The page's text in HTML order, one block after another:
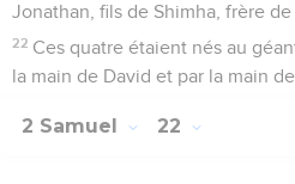
Jonathan, fils de Shimha, frère de
22 Ces quatre étaient nés au
la main de David et par la main
2 Samuel 22